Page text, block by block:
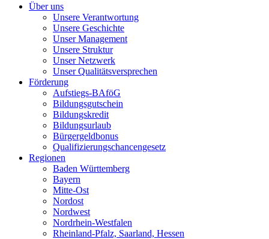
Über uns
Unsere Verantwortung
Unsere Geschichte
Unser Management
Unsere Struktur
Unser Netzwerk
Unser Qualitätsversprechen
Förderung
Aufstiegs-BAföG
Bildungsgutschein
Bildungskredit
Bildungsurlaub
Bürgergeldbonus
Qualifizierungschancengesetz
Regionen
Baden Württemberg
Bayern
Mitte-Ost
Nordost
Nordwest
Nordrhein-Westfalen
Rheinland-Pfalz, Saarland, Hessen